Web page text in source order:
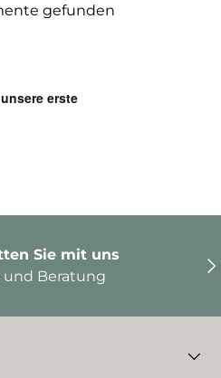
gefunden
Sie mit uns
und Beratung